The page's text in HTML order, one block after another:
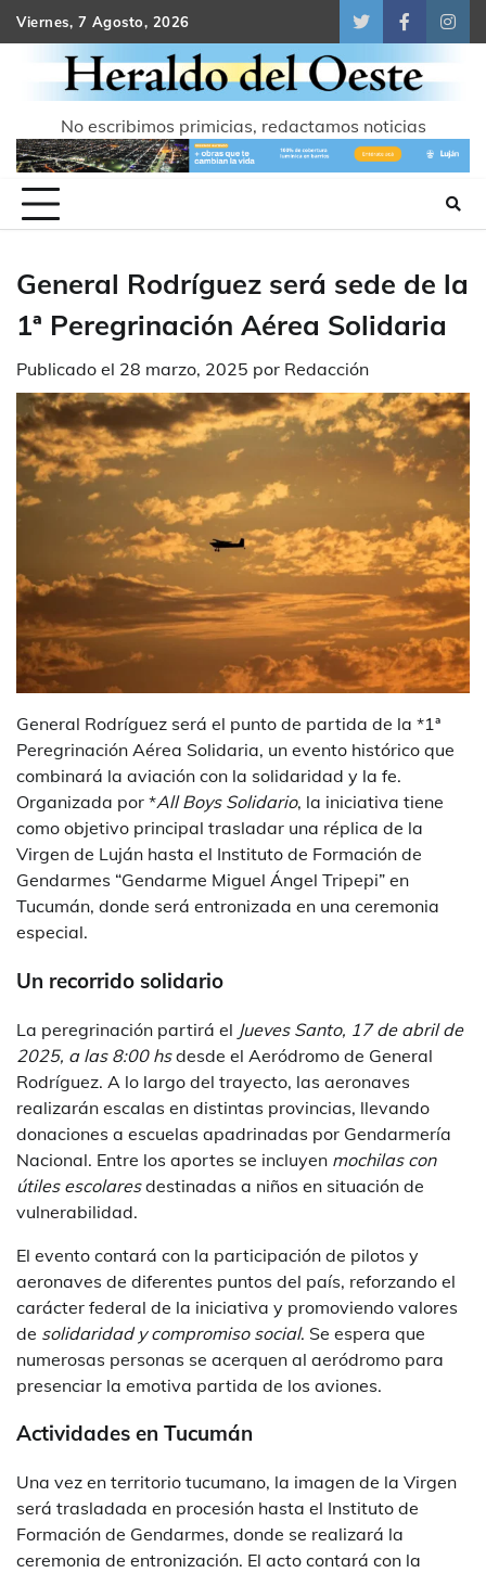
Skip
to
content
Viernes, 7 Agosto, 2026
TwitterFacebook
No escribimos primicias, redactamos noticias
General Rodríguez será sede de la
1ª Peregrinación Aérea Solidaria
Publicado el 28 marzo, 2025 por Redacción
General Rodríguez será el punto de partida de la *1ª
Peregrinación Aérea Solidaria, un evento histórico que
combinará la aviación con la solidaridad y la fe.
Organizada por *All Boys Solidario, la iniciativa tiene
como objetivo principal trasladar una réplica de la
Virgen de Luján hasta el Instituto de Formación de
Gendarmes “Gendarme Miguel Ángel Tripepi” en
Tucumán, donde será entronizada en una ceremonia
especial.
Un recorrido solidario
La peregrinación partirá el Jueves Santo, 17 de abril de
2025, a las 8:00 hsdesde el Aeródromo de General
Rodríguez. A lo largo del trayecto, las aeronaves
realizarán escalas en distintas provincias, llevando
donaciones a escuelas apadrinadas por Gendarmería
Nacional. Entre los aportes se incluyen mochilas con
útiles escolaresdestinadas a niños en situación de
vulnerabilidad.
El evento contará con la participación de pilotos y
aeronaves de diferentes puntos del país, reforzando el
carácter federal de la iniciativa y promoviendo valores
de solidaridad y compromiso social. Se espera que
numerosas personas se acerquen al aeródromo para
presenciar la emotiva partida de los aviones.
Actividades en Tucumán
Una vez en territorio tucumano, la imagen de la Virgen
será trasladada en procesión hasta el Instituto de
Formación de Gendarmes, donde se realizará la
ceremonia de entronización. El acto contará con la